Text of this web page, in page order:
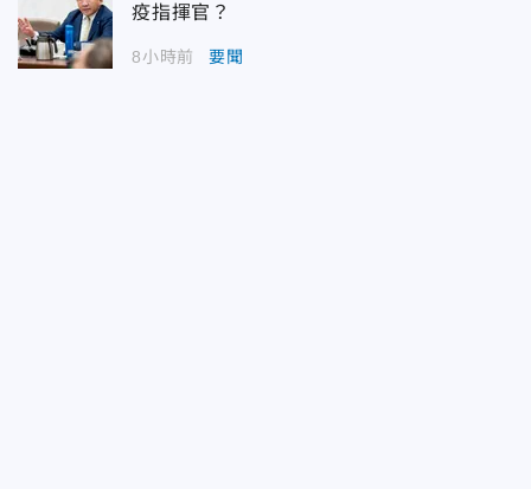
疫指揮官？
8小時前 要聞